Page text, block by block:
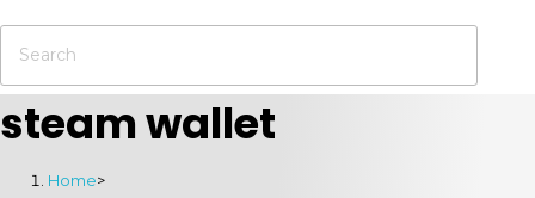
steam wallet
Home>